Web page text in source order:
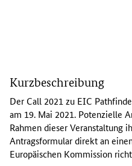
r
C
a
l
l
2
Kurzbeschreibung
Der Call 2021 zu EIC
am 19. Mai 2021. Potenzielle
Rahmen dieser Veranstaltung
Antragsformular direkt an
Europäischen Kommission